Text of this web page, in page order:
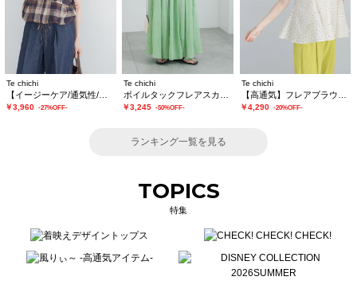
Te chichi
￥3,960 -27%OFF-
Te chichi
￥3,245 -50%OFF-
Te chichi
￥4,290 -20%OFF-
ランキング一覧を見る
TOPICS
特集